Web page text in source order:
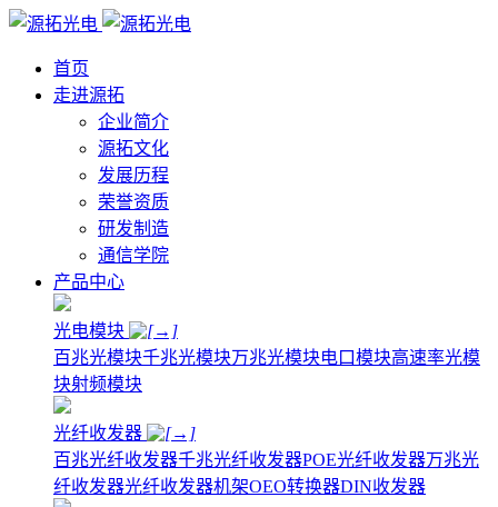
首页
走进源拓
企业简介
源拓文化
发展历程
荣誉资质
研发制造
通信学院
产品中心
光电模块
百兆光模块千兆光模块万兆光模块电口模块高速率光模
块射频模块
光纤收发器
百兆光纤收发器千兆光纤收发器POE光纤收发器万兆光
纤收发器光纤收发器机架OEO转换器DIN收发器